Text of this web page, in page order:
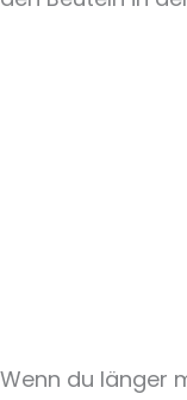
Wenn du länger